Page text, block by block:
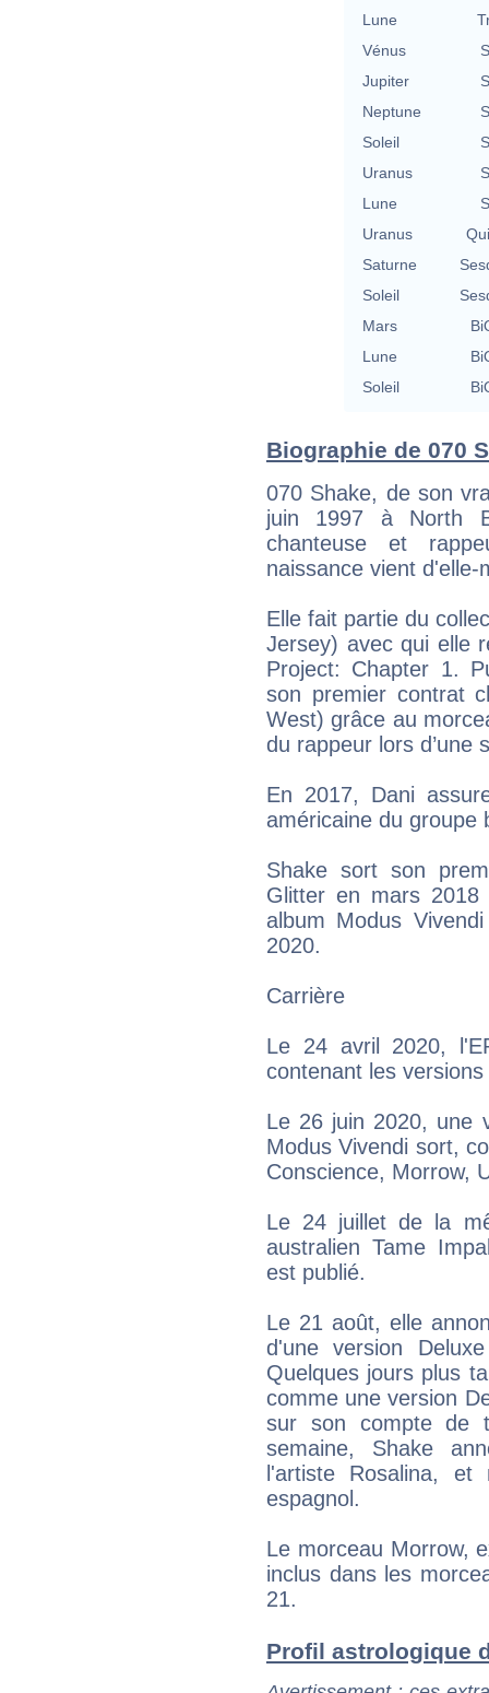
Lune
Vénus
Jupiter
Neptune
Soleil
Uranus
Lune
Uranus
Saturne
Soleil
Mars
Lune
Soleil
Biographie de 070
070 Shake, de son
juin 1997 à North
chanteuse et
naissance vient
Elle fait partie du
Jersey) avec qui elle
Project: Chapter 1.
son premier contrat
West) grâce au
du rappeur lors d’une
En 2017, Dani
américaine du groupe
Shake sort son
Glitter en mars
album Modus
2020.
Carrière
Le 24 avril 2020,
contenant les
Le 26 juin 2020, une
Modus Vivendi sort,
Conscience, Morrow,
Le 24 juillet de la
australien Tame
est publié.
Le 21 août, elle
d'une version
Quelques jours plus
comme une version
sur son compte de
semaine, Shake
l'artiste Rosalina,
espagnol.
Le morceau Morrow,
inclus dans les
21.
Profil astrologique